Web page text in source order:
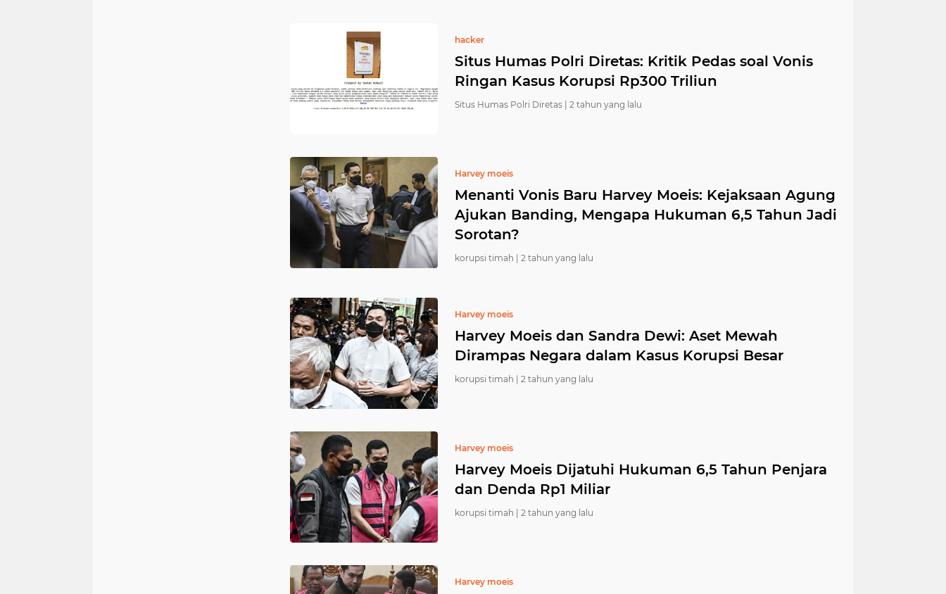
hacker
Situs Humas Polri Diretas: Kritik Pedas soal Vonis
Ringan Kasus Korupsi Rp300 Triliun
Situs Humas Polri Diretas | 2 tahun yang lalu
Harvey moeis
Menanti Vonis Baru Harvey Moeis: Kejaksaan Agung
Ajukan Banding, Mengapa Hukuman 6,5 Tahun Jadi
Sorotan?
korupsi timah | 2 tahun yang lalu
Harvey moeis
Harvey Moeis dan Sandra Dewi: Aset Mewah
Dirampas Negara dalam Kasus Korupsi Besar
korupsi timah | 2 tahun yang lalu
Harvey moeis
Harvey Moeis Dijatuhi Hukuman 6,5 Tahun Penjara
dan Denda Rp1 Miliar
korupsi timah | 2 tahun yang lalu
Harvey moeis